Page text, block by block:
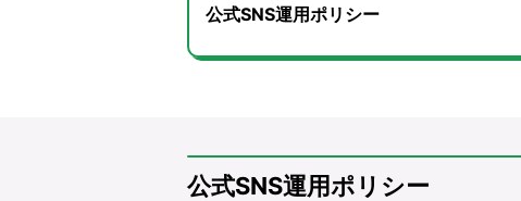
公式SNS運用ポリシー
公式SNS運用ポリシー